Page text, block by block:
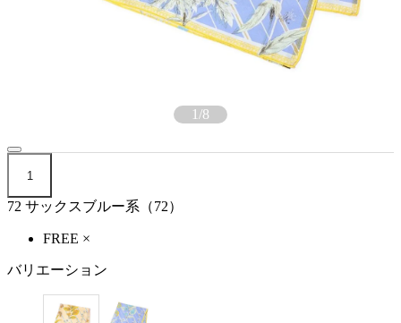
1/8
1
72 サックスブルー系（72）
FREE ×
バリエーション